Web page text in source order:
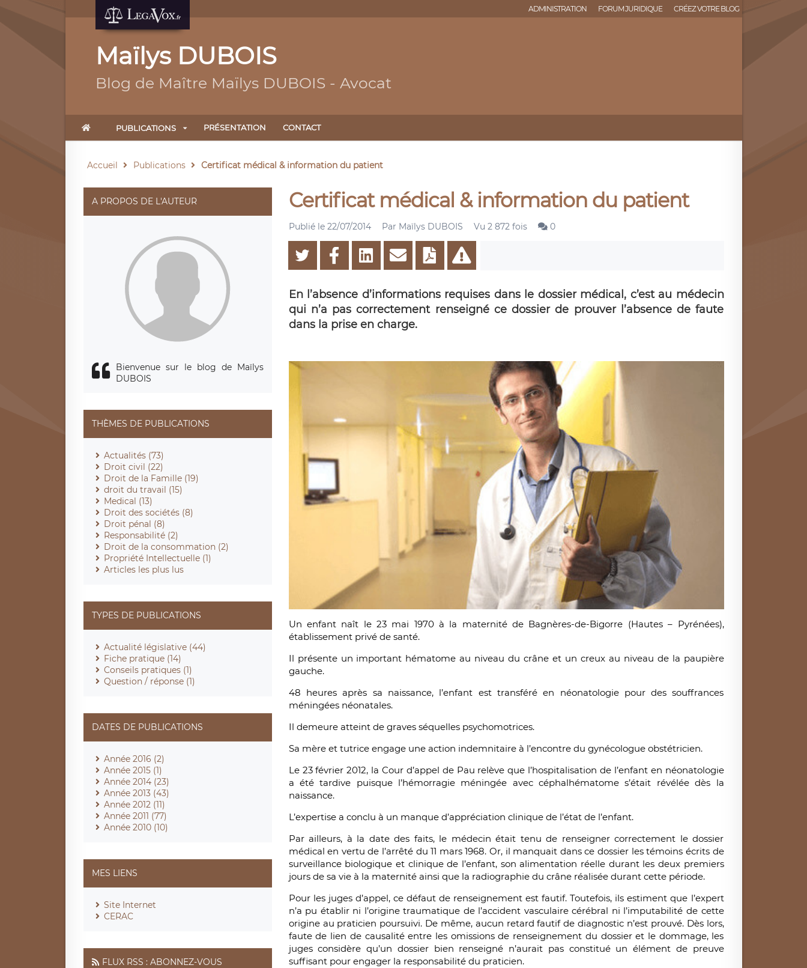
ADMINISTRATION FORUM JURIDIQUE CRÉEZ VOTRE BLOG
Maïlys DUBOIS
Blog de Maître Maïlys DUBOIS - Avocat
PUBLICATIONS PRÉSENTATION CONTACT
Accueil Publications Certificat médical & information du patient
Certificat médical & information du patient
Publié le 22/07/2014 Par Maïlys DUBOIS Vu 2 872 fois 0
En l’absence d’informations requises dans le dossier médical, c’est au médecin
qui n’a pas correctement renseigné ce dossier de prouver l’absence de faute
dans la prise en charge.
Un enfant naît le 23 mai 1970 à la maternité de Bagnères-de-Bigorre (Hautes – Pyrénées),
établissement privé de santé.
Il présente un important hématome au niveau du crâne et un creux au niveau de la paupière
gauche.
48 heures après sa naissance, l’enfant est transféré en néonatologie pour des souffrances
méningées néonatales.
Il demeure atteint de graves séquelles psychomotrices.
Sa mère et tutrice engage une action indemnitaire à l’encontre du gynécologue obstétricien.
Le 23 février 2012, la Cour d’appel de Pau relève que l’hospitalisation de l’enfant en néonatologie
a été tardive puisque l’hémorragie méningée avec céphalhématome s’était révélée dès la
naissance.
L’expertise a conclu à un manque d’appréciation clinique de l’état de l’enfant.
Par ailleurs, à la date des faits, le médecin était tenu de renseigner correctement le dossier
médical en vertu de l’arrêté du 11 mars 1968. Or, il manquait dans ce dossier les témoins écrits de
surveillance biologique et clinique de l’enfant, son alimentation réelle durant les deux premiers
jours de sa vie à la maternité ainsi que la radiographie du crâne réalisée durant cette période.
Pour les juges d’appel, ce défaut de renseignement est fautif. Toutefois, ils estiment que l’expert
n’a pu établir ni l’origine traumatique de l’accident vasculaire cérébral ni l’imputabilité de cette
origine au praticien poursuivi. De même, aucun retard fautif de diagnostic n’est prouvé. Dès lors,
faute de lien de causalité entre les omissions de renseignement du dossier et le dommage, les
juges considère qu’un dossier bien renseigné n’aurait pas constitué un élément de preuve
suffisant pour engager la responsabilité du praticien.
A PROPOS DE L'AUTEUR
Bienvenue sur le blog de Maïlys
DUBOIS
THÈMES DE PUBLICATIONS
Actualités (73)
Droit civil (22)
Droit de la Famille (19)
droit du travail (15)
Medical (13)
Droit des sociétés (8)
Droit pénal (8)
Responsabilité (2)
Droit de la consommation (2)
Propriété Intellectuelle (1)
Articles les plus lus
TYPES DE PUBLICATIONS
Actualité législative (44)
Fiche pratique (14)
Conseils pratiques (1)
Question / réponse (1)
DATES DE PUBLICATIONS
Année 2016 (2)
Année 2015 (1)
Année 2014 (23)
Année 2013 (43)
Année 2012 (11)
Année 2011 (77)
Année 2010 (10)
MES LIENS
Site Internet
CERAC
FLUX RSS : ABONNEZ-VOUS